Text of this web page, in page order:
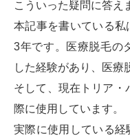
こういった疑問に答え
本記事を書いている
3年です。医療脱毛の
した経験があり、医療
そして、現在トリア・
際に使用しています。
実際に使用している